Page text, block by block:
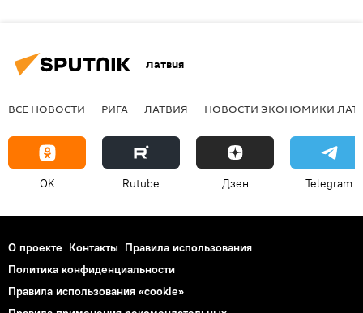
Латвия
ВСЕ НОВОСТИ РИГА ЛАТВИЯ НОВОСТИ ЭКОНОМИКИ
OK Rutube Дзен Telegram
О проекте Контакты Правила использования
Политика конфиденциальности
Правила использования «cookie»